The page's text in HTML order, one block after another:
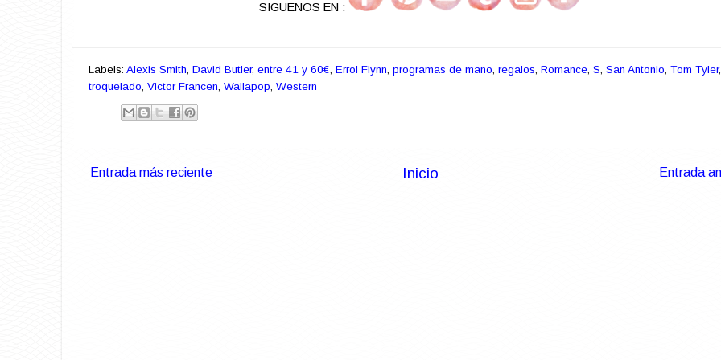
SIGUENOS EN :
Labels: Alexis Smith David Butler, entre 41 y 60€ Errol Flynn programas de mano regalos Romance S San Antonio Tom Tyler,
troquelado Victor Francen Wallapop Western
Entrada más reciente Entrada
Inicio